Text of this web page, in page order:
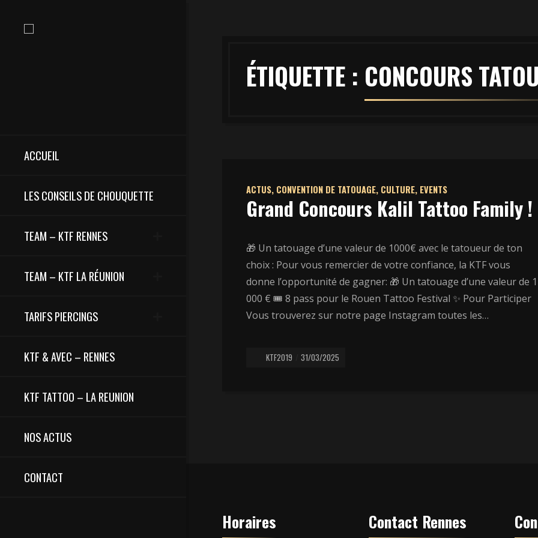
ACCUEIL
LES CONSEILS DE CHOUQUETTE
TEAM – KTF RENNES
TEAM – KTF LA RÉUNION
TARIFS PIERCINGS
KTF & AVEC – RENNES
KTF TATTOO – LA REUNION
NOS ACTUS
CONTACT
ÉTIQUETTE : CONCOURS
ACTUS, CONVENTION DE TATOUAGE, CULTURE, EVENTS
Grand Concours Kalil Tattoo Family !
🎁 Un tatouage d’une valeur de 1000€ avec le tatoueur de ton
choix : Pour vous remercier de votre confiance, la KTF vous
donne l’opportunité de gagner: 🎁 Un tatouage d’une valeur de 1
000 € 🎟️ 8 pass pour le Rouen Tattoo Festival ✨ Pour Participer
Vous trouverez sur notre page Instagram toutes les…
KTF2019 31/03/2025
Horaires Contact Rennes